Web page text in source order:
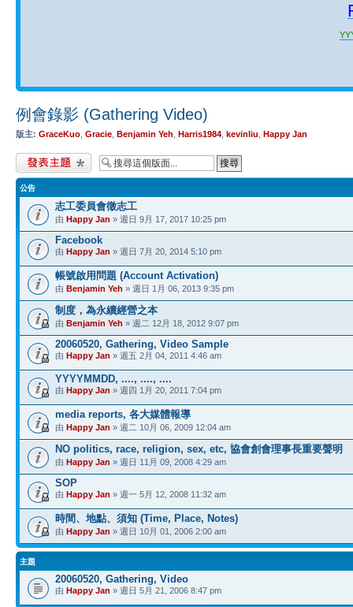
例會錄影 (Gathering Video)
版主: GraceKuo Gracie Benjamin Yeh Harris1984 kevinliu Happy Jan
發表新主題
公告
志工委員會徵志工
由 Happy Jan » 週日 9月 17, 2017 10:25 pm
Facebook
由 Happy Jan » 週日 7月 20, 2014 5:10 pm
帳號啟用問題 (Account Activation)
由 Benjamin Yeh » 週日 1月 06, 2013 9:35 pm
制度，為永續經營之本
由 Benjamin Yeh » 週二 12月 18, 2012 9:07 pm
20060520, Gathering, Video Sample
由 Happy Jan » 週五 2月 04, 2011 4:46 am
YYYYMMDD, ...., ...., ....
由 Happy Jan » 週四 1月 20, 2011 7:04 pm
media reports, 各大媒體報導
由 Happy Jan » 週二 10月 06, 2009 12:04 am
NO politics, race, religion, sex, etc, 協會創會理事長重要聲明
由 Happy Jan » 週日 11月 09, 2008 4:29 am
SOP
由 Happy Jan » 週一 5月 12, 2008 11:32 am
時間、地點、須知 (Time, Place, Notes)
由 Happy Jan » 週日 10月 01, 2006 2:00 am
主題
20060520, Gathering, Video
由 Happy Jan » 週日 5月 21, 2006 8:47 pm